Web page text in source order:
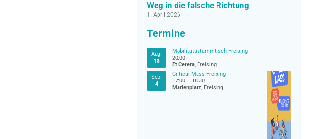
Weg in die falsche Richtung
1. April 2026
Termine
Aug.
18
Mobilitätsstammtisch Freising
20:00
Et Cetera, Freising
Sep.
4
Critical Mass Freising
17:00 – 18:30
Marienplatz, Freising